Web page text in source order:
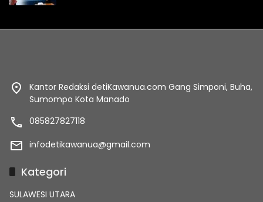
Kantor Redaksi detiKawanua.com Gang Simponi, Buha,
Sumompo Kota Manado
085827827118
infodetikawanua@gmail.com
Kategori
SULAWESI UTARA